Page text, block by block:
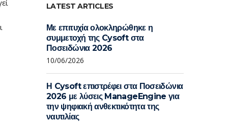
LATEST ARTICLES
Με επιτυχία ολοκληρώθηκε η
συμμετοχή της Cysoft στα
Ποσειδώνια 2026
10/06/2026
Η Cysoft επιστρέφει στα Ποσειδώνια
2026 με λύσεις ManageEngine για
την ψηφιακή ανθεκτικότητα της
ναυτιλίας